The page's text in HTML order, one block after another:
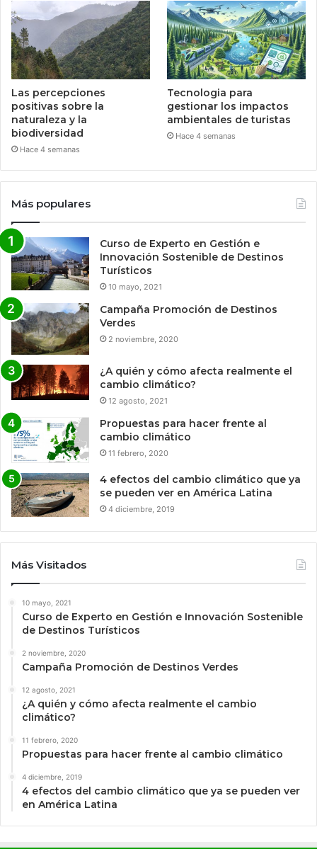
Las percepciones
positivas sobre la
naturaleza y la
biodiversidad
Hace 4 semanas
Tecnologia para
gestionar los impactos
ambientales de turistas
Hace 4 semanas
Más populares
Curso de Experto en Gestión e
Innovación Sostenible de Destinos
Turísticos
10 mayo, 2021
Campaña Promoción de Destinos
Verdes
2 noviembre, 2020
¿A quién y cómo afecta realmente el
cambio climático?
12 agosto, 2021
Propuestas para hacer frente al
cambio climático
11 febrero, 2020
4 efectos del cambio climático que ya
se pueden ver en América Latina
4 diciembre, 2019
Más Visitados
10 mayo, 2021
Curso de Experto en Gestión e Innovación Sostenible
de Destinos Turísticos
2 noviembre, 2020
Campaña Promoción de Destinos Verdes
12 agosto, 2021
¿A quién y cómo afecta realmente el cambio
climático?
11 febrero, 2020
Propuestas para hacer frente al cambio climático
4 diciembre, 2019
4 efectos del cambio climático que ya se pueden ver
en América Latina